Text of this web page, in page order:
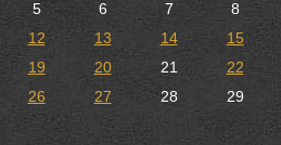
5 6 7
8
12 13 14
15
19 20 21
22
26 27 28
29